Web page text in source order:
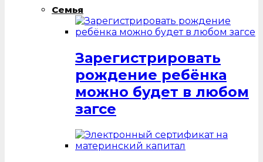
Семья
Зарегистрировать
рождение ребёнка
можно будет в любом
загсе